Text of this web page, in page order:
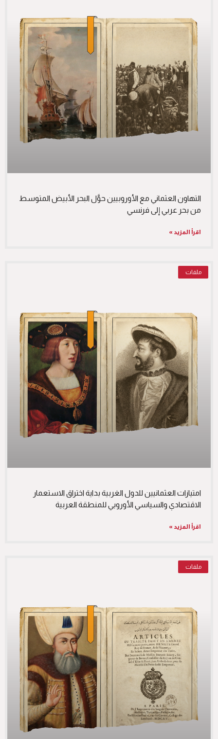
التهاون العثماني مع الأوروبيين حوَّل البحر الأبيض المتوسط
من بحر عربي إلى فرنسي
اقرأ المزيد »
ملفات
امتيازات العثمانيين للدول الغربية بداية اختراق الاستعمار
الاقتصادي والسياسي الأوروبي للمنطقة العربية
اقرأ المزيد »
ملفات